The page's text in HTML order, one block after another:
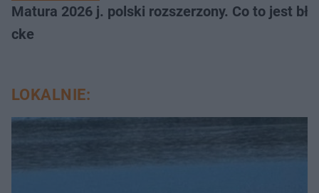
Matura 2026 j. polski rozszerzony. Co to jest
cke
LOKALNIE: